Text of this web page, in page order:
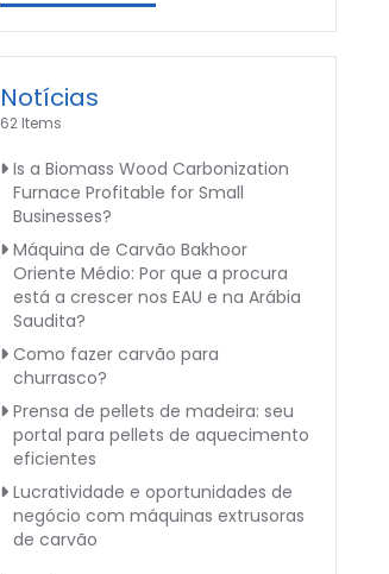
Notícias
62 Items
Is a Biomass Wood Carbonization
Furnace Profitable for Small
Businesses?
Máquina de Carvão Bakhoor
Oriente Médio: Por que a procura
está a crescer nos EAU e na Arábia
Saudita?
Como fazer carvão para
churrasco?
Prensa de pellets de madeira: seu
portal para pellets de aquecimento
eficientes
Lucratividade e oportunidades de
negócio com máquinas extrusoras
de carvão